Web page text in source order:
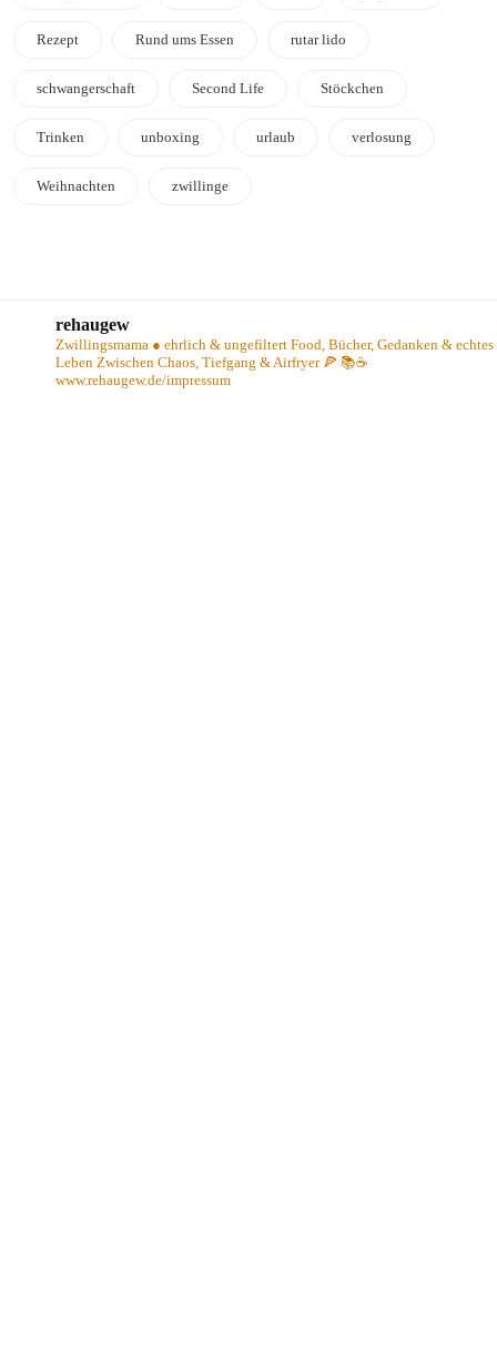
Rezept Rund ums Essen rutar lido
schwangerschaft Second Life Stöckchen
Trinken unboxing urlaub verlosung
Weihnachten zwillinge
rehaugew
Zwillingsmama ● ehrlich & ungefiltert Food, Bücher, Gedanken & echtes
Leben Zwischen Chaos, Tiefgang & Airfryer 🍕 📚☕️
www.rehaugew.de/impressum